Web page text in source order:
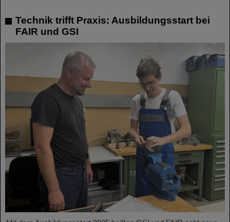
Technik trifft Praxis: Ausbildungsstart bei
FAIR und GSI